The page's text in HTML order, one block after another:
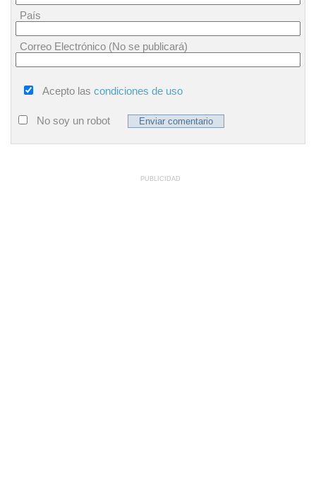
País
Correo Electrónico (No se publicará)
Acepto las condiciones de uso
No soy un robot
PUBLICIDAD